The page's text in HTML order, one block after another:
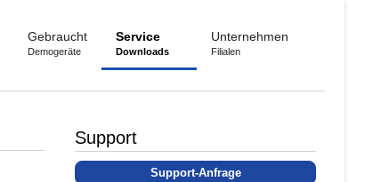
Gebraucht
Demogeräte
Service
Downloads
Unternehmen
Filialen
Support
Support-Anfrage